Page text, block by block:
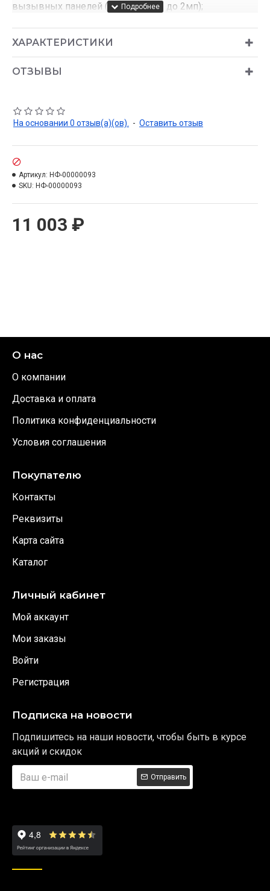
вызывных панелей (разрешение до 2мп);
Возможность работы в гибридном режиме
ХАРАКТЕРИСТИКИ
ОТЗЫВЫ
На основании 0 отзыв(а)(ов). - Оставить отзыв
11 003 ₽
Артикул: НФ-00000093
SKU: НФ-00000093
О нас
О компании
Доставка и оплата
Политика конфиденциальности
Условия соглашения
Покупателю
Контакты
Реквизиты
Карта сайта
Каталог
Личный кабинет
Мой аккаунт
Мои заказы
Войти
Регистрация
Подписка на новости
Подпишитесь на наши новости, чтобы быть в курсе
акций и скидок
Отправить